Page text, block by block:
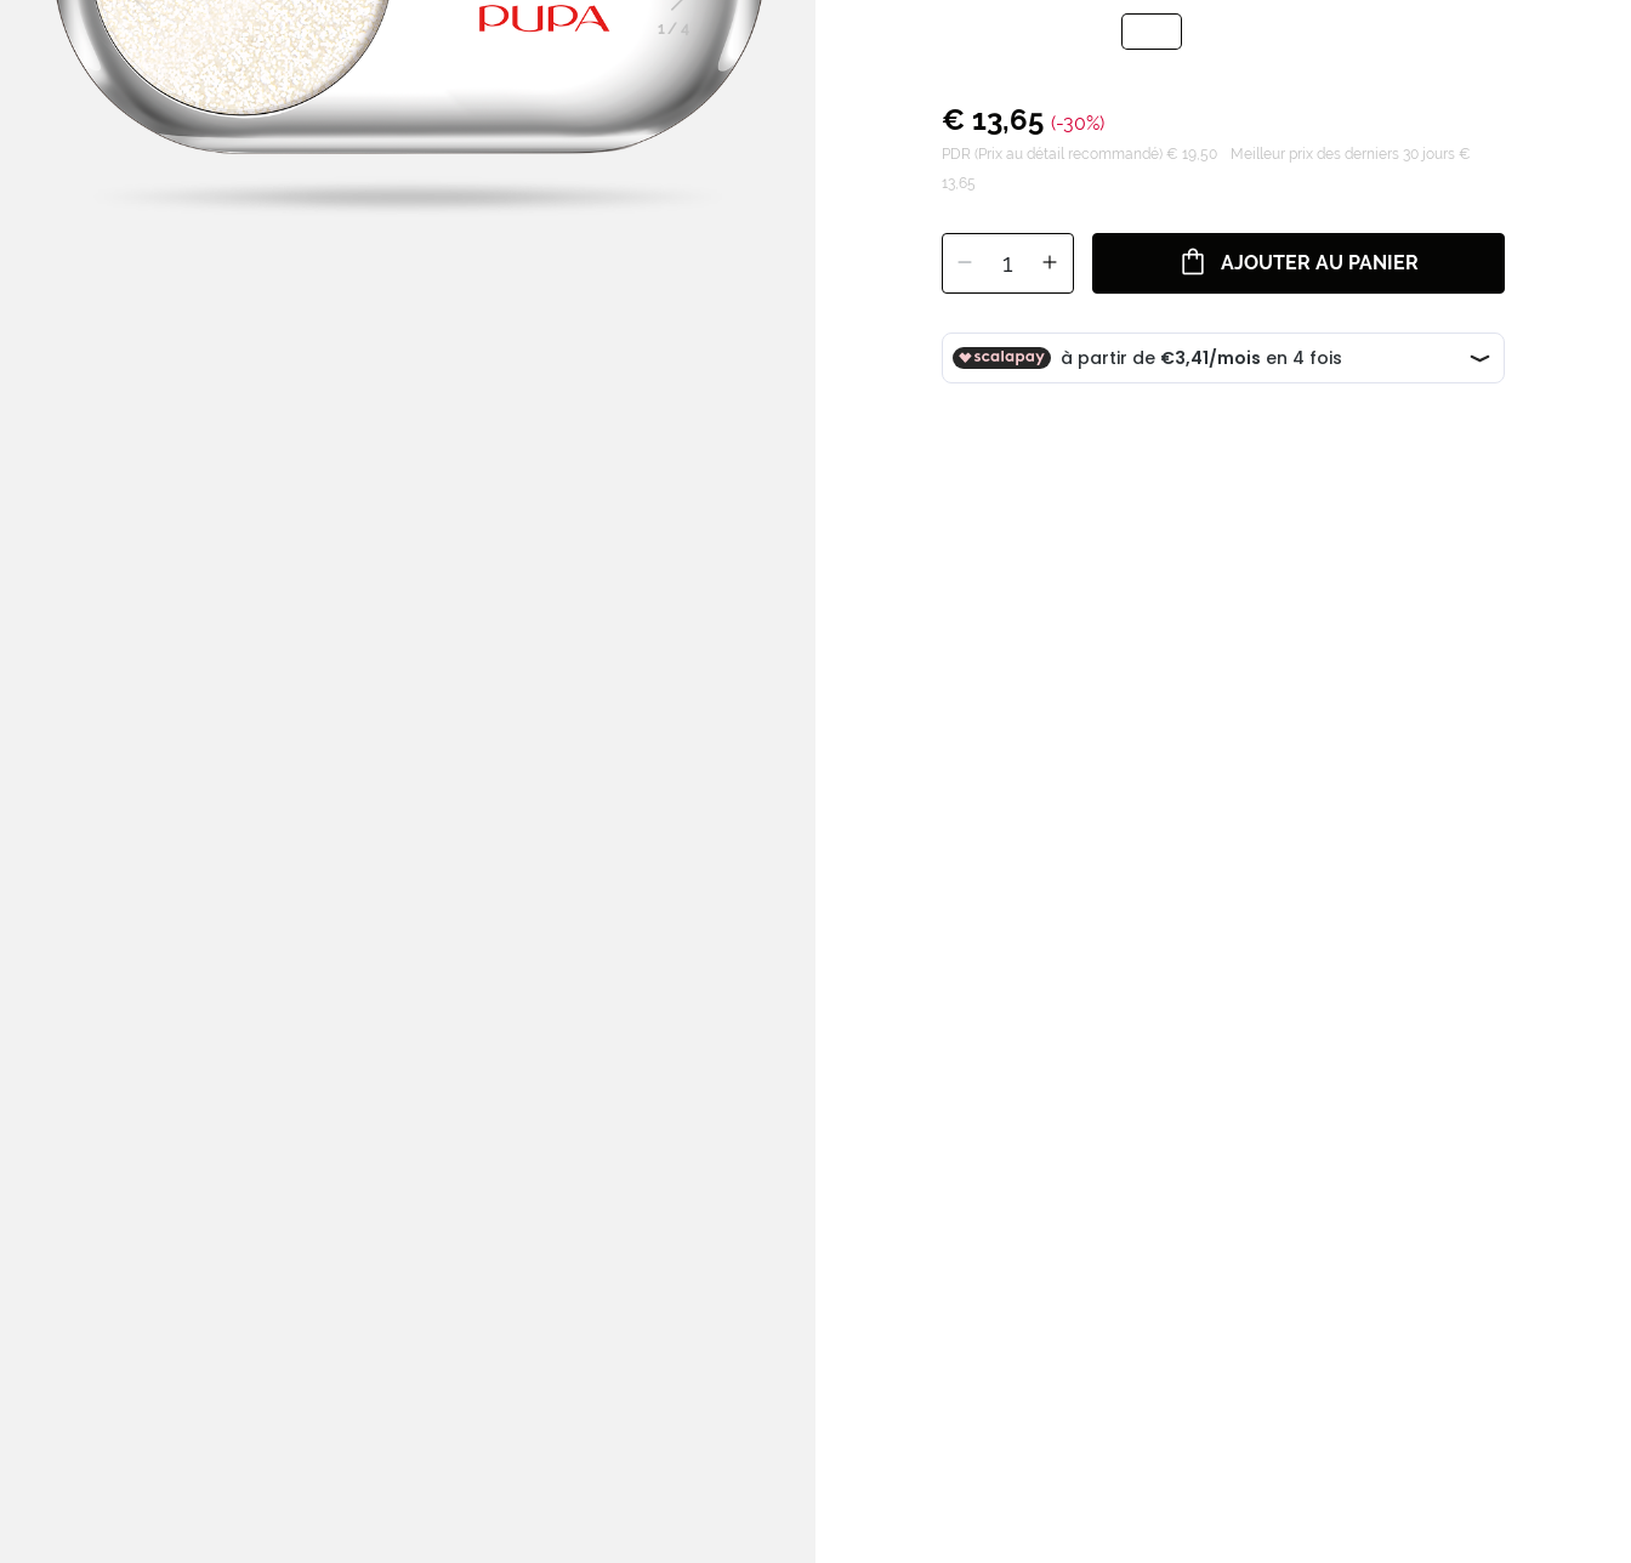
1/ 4
€ 13,65 (-30%)
PDR (Prix au détail recommandé) € 19,50
Meilleur prix des derniers 30 jours €
13,65
1 AJOUTER AU PANIER